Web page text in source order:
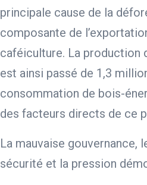
principale cause de la
composante de
caféiculture. La production
est ainsi passé de 1,3
consommation de bois-
des facteurs directs de ce
La mauvaise gouvernance,
sécurité et la pression